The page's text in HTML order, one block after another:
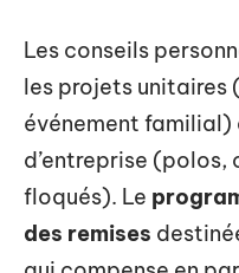
Les conseils
les projets unitaires
événement
d’entreprise
floqués). Le
des remises